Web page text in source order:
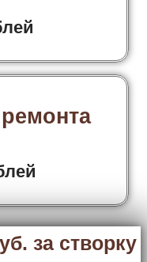
за створку